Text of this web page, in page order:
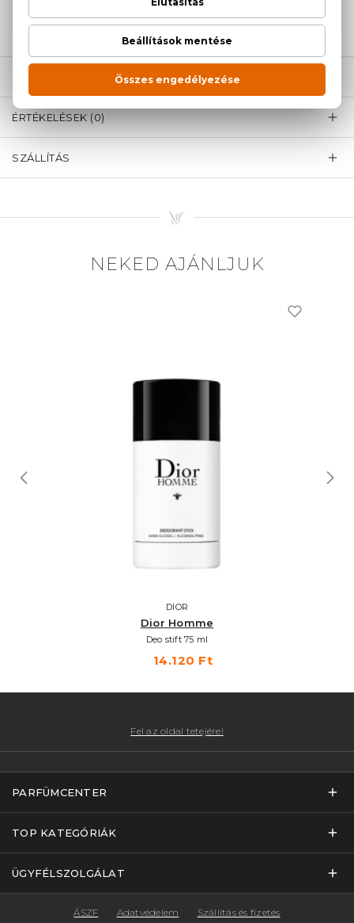
ÉRTÉKELÉSEK (0)
SZÁLLÍTÁS
NEKED AJÁNLJUK
DIOR
Dior Homme
Deo stift 75 ml
14.120 Ft
Fel az oldal tetejére!
PARFÜMCENTER
TOP KATEGÓRIÁK
ÜGYFÉLSZOLGÁLAT
ÁSZF Adatvédelem Szállítás és fizetés